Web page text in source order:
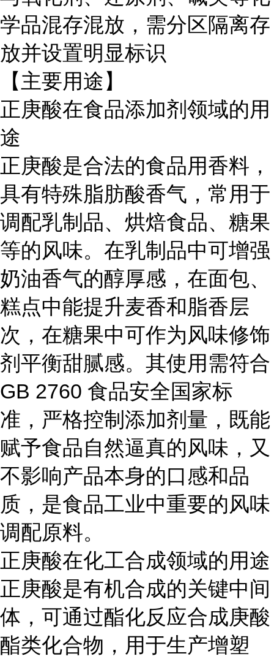
学品混存混放，需分区隔离存
放并设置明显标识
【主要用途】
正庚酸在食品添加剂领域的用
途
正庚酸是合法的食品用香料，
具有特殊脂肪酸香气，常用于
调配乳制品、烘焙食品、糖果
等的风味。在乳制品中可增强
奶油香气的醇厚感，在面包、
糕点中能提升麦香和脂香层
次，在糖果中可作为风味修饰
剂平衡甜腻感。其使用需符合
GB 2760 食品安全国家标
准，严格控制添加剂量，既能
赋予食品自然逼真的风味，又
不影响产品本身的口感和品
质，是食品工业中重要的风味
调配原料。
正庚酸在化工合成领域的用途
正庚酸是有机合成的关键中间
体，可通过酯化反应合成庚酸
酯类化合物，用于生产增塑